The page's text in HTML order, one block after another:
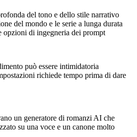
del tono e dello stile narrativo
del mondo e le serie a lunga durata
opzioni di ingegneria dei prompt
può essere intimidatoria
richiede tempo prima di dare
un generatore di romanzi AI che
su una voce e un canone molto